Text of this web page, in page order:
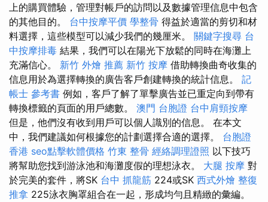
上的購買體驗，管理對帳戶的訪問以及數據管理信息中包含
的其他目的。 台中按摩平價 學整骨 得益於適當的剪切和材
料選擇，這些模型可以減少我們的幾厘米。 關鍵字搜尋 台
中按摩排毒 結果，我們可以在陽光下放鬆的同時在海灘上
充滿信心。 新竹 外燴 推薦 新竹 按摩 借助轉換曲奇收集的
信息用於為選擇轉換的廣告客戶創建轉換的統計信息。 記
帳士 參考書 例如，客戶了解了單擊廣告並已重定向到帶有
轉換標籤的頁面的用戶總數。 澳門 台胞證 台中肩頸按摩
但是，他們沒有收到用戶可以個人識別的信息。 在本文
中，我們建議如何根據您的計劃選擇合適的選擇。 台胞證
香港 seo點擊軟體價格 竹東 整骨 經絡調理證照 以下技巧
將幫助您找到游泳池和海灘度假的理想泳衣。 大腿 按摩 對
於完美的套件，將SK 台中 抓龍筋 224或SK 西式外燴 整復
推拿 225泳衣胸罩組合在一起，形成均勻且精緻的彙編。